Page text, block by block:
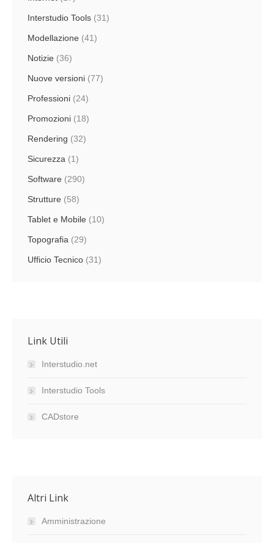
Interstudio Tools (31)
Modellazione (41)
Notizie (36)
Nuove versioni (77)
Professioni (24)
Promozioni (18)
Rendering (32)
Sicurezza (1)
Software (290)
Strutture (58)
Tablet e Mobile (10)
Topografia (29)
Ufficio Tecnico (31)
Link Utili
Interstudio.net
Interstudio Tools
CADstore
Altri Link
Amministrazione